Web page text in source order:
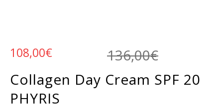
136,00€
108,00€
Collagen Day Cream SPF 20
PHYRIS